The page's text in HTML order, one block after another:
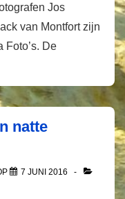
Jos
van Montfort zijn
Foto’s. De
natte
7 JUNI 2016